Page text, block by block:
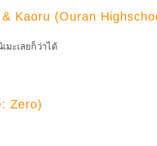
Kaoru (Ouran
มะเลยก็ว่าได้
Zero)